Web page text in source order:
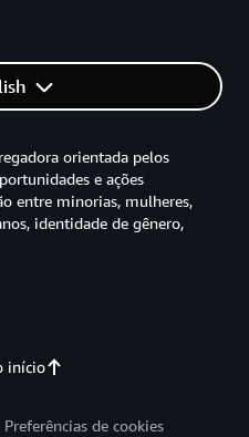
início
orientada pelos
e ações
entre minorias, mulheres,
identidade de gênero,
Preferências de cookies